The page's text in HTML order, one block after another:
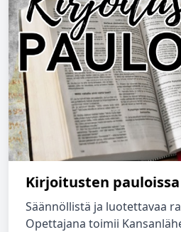
Kirjoitusten pauloissa
Säännöllistä ja luotettavaa
Opettajana toimii